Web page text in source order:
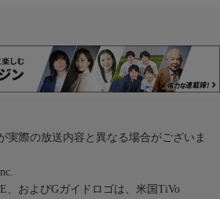
実際の放送内容と異なる場合がございま
、およびGガイドロゴは、米国TiVo